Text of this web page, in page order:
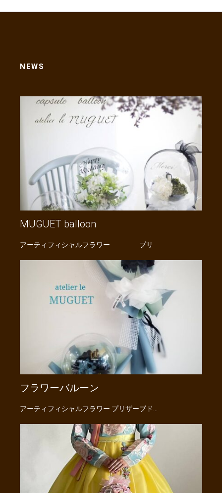
NEWS
MUGUET balloon
アーティフィシャルフラワー プリ…
フラワーバルーン
アーティフィシャルフラワー プリザーブド…